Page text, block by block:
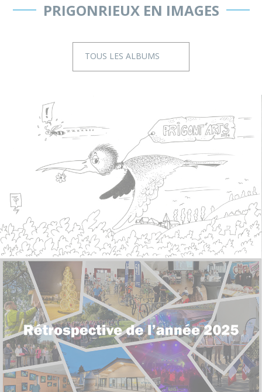
PRIGONRIEUX EN IMAGES
TOUS LES ALBUMS
Retour en image sur Prigont'Arts - 10ème édition
Rétrospective photo - 2025